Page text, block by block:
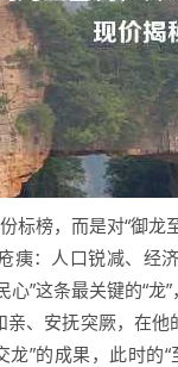
标榜，而是对“御
痍：人口锐减、经
”这条最关键的“
、安抚突厥，在
龙”的成果，此时